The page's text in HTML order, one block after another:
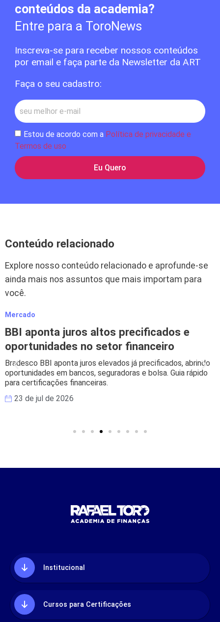
conteúdos da academia?
Entre para a ToroNews
Inscreva-se para receber nossos conteúdos
por email e faça parte da Newsletter da ART
Faça o seu cadastro:
Estou de acordo com a Política de privacidade e
Termos de uso
Eu Quero
Conteúdo relacionado
Explore nosso conteúdo relacionado e aprofunde-se
ainda mais nos assuntos que mais importam para
você.
Mercado
BBI aponta juros altos precificados e
oportunidades no setor financeiro
Bradesco BBI aponta juros elevados já precificados, abrindo
oportunidades em bancos, seguradoras e bolsa. Guia rápido
para certificações financeiras.
23 de jul de 2026
Institucional
Cursos para Certificações